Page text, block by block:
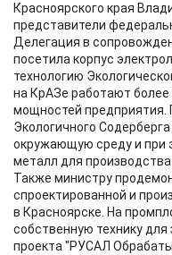
Красноярского края
представители
Делегация в
посетила корпус
технологию
на КрАЗе работают более
мощностей предприятия.
Экологичного
окружающую среду и при
металл для
Также министру
спроектированной и
в Красноярске. На
собственную технику
проекта "РУСАЛ